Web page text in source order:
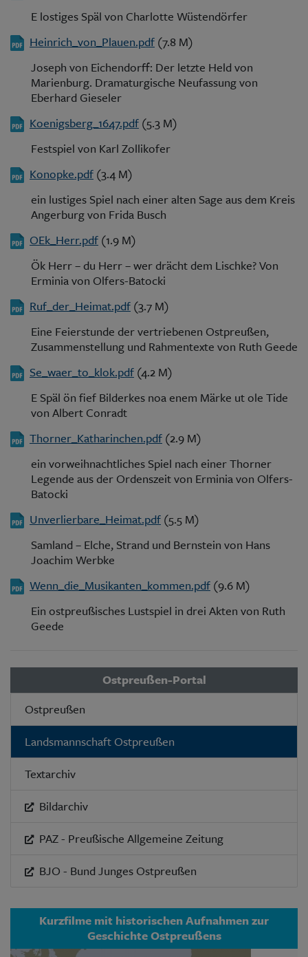
E lostiges Späl von Charlotte Wüstendörfer
Heinrich_von_Plauen.pdf (7.8 M)
Joseph von Eichendorff: Der letzte Held von
Marienburg. Dramaturgische Neufassung von
Eberhard Gieseler
Koenigsberg_1647.pdf (5.3 M)
Festspiel von Karl Zollikofer
Konopke.pdf (3.4 M)
ein lustiges Spiel nach einer alten Sage aus dem Kreis
Angerburg von Frida Busch
OEk_Herr.pdf (1.9 M)
Ök Herr – du Herr – wer drächt dem Lischke? Von
Erminia von Olfers-Batocki
Ruf_der_Heimat.pdf (3.7 M)
Eine Feierstunde der vertriebenen Ostpreußen,
Zusammenstellung und Rahmentexte von Ruth Geede
Se_waer_to_klok.pdf (4.2 M)
E Späl ön fief Bilderkes noa enem Märke ut ole Tide
von Albert Conradt
Thorner_Katharinchen.pdf (2.9 M)
ein vorweihnachtliches Spiel nach einer Thorner
Legende aus der Ordenszeit von Erminia von Olfers-
Batocki
Unverlierbare_Heimat.pdf (5.5 M)
Samland – Elche, Strand und Bernstein von Hans
Joachim Werbke
Wenn_die_Musikanten_kommen.pdf (9.6 M)
Ein ostpreußisches Lustspiel in drei Akten von Ruth
Geede
Ostpreußen-Portal
Ostpreußen
Landsmannschaft Ostpreußen
Textarchiv
Bildarchiv
PAZ - Preußische Allgemeine Zeitung
BJO - Bund Junges Ostpreußen
Kurzfilme mit historischen Aufnahmen zur
Geschichte Ostpreußens